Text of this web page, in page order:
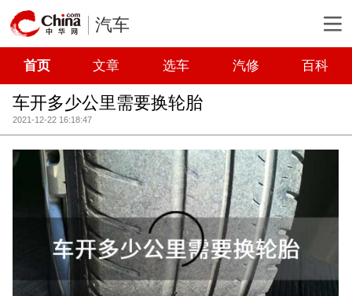
汽车
首页 文章 选车 汽修 百科
车开多少公里需要换轮胎
2021-12-22 16:18:47